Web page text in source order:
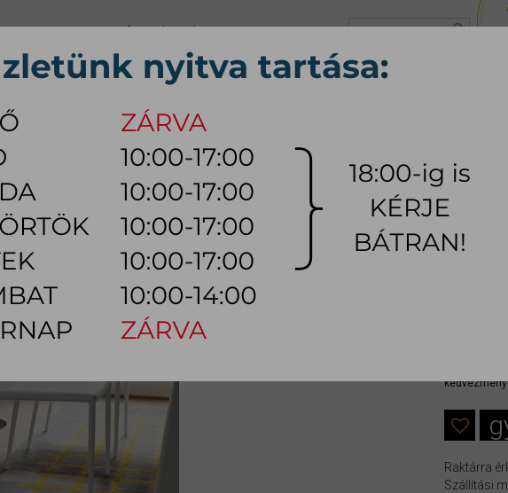
K, Sz, Cs, P:
10:00 - 17:00 (18:00 előre egyeztetve)
Szo:
10:00 - 14:00
HÁLÓSZOBA BÚTOR
BOHEME
A termék
használja
elérhető) a
KÉRJEN
Raktárra
Szállítási